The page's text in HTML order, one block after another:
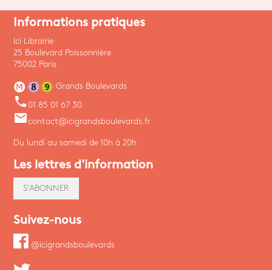
Informations pratiques
Ici Librairie
25 Boulevard Poissonnière
75002 Paris
Grands Boulevards
phone 01 85 01 67 30
emailcontact@icigrandsboulevards.fr
Du lundi au samedi de 10h à 20h
Les lettres d'information
S'ABONNER
Suivez-nous
@icigrandsboulevards